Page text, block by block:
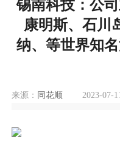
锡南科技：公
康明斯、石川
纳、等世界知
来源： 同花顺 2023-07-